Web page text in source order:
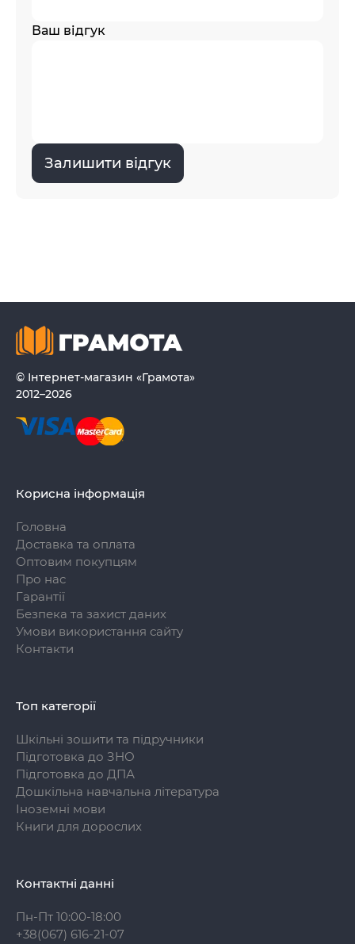
Ваш відгук
Залишити відгук
© Інтернет-магазин «Грамота»
2012–2026
Корисна інформація
Головна
Доставка та оплата
Оптовим покупцям
Про нас
Гарантії
Безпека та захист даних
Умови використання сайту
Контакти
Топ категорії
Шкільні зошити та підручники
Підготовка до ЗНО
Підготовка до ДПА
Дошкільна навчальна література
Іноземні мови
Книги для дорослих
Контактні данні
Пн-Пт 10:00-18:00
+38(067) 616-21-07